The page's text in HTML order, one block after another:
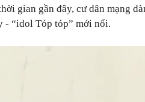
gian gần đây, cư dân mạng
- “idol Tóp tóp” mới nổi.